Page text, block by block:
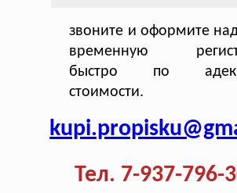
звоните и оформите
временную
быстро по
стоимости.
Тел. 7-937-796-